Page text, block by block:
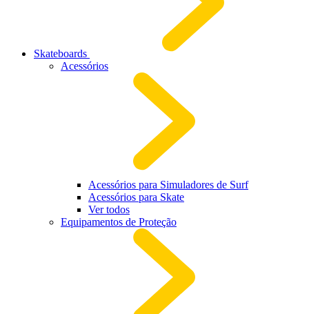
Skateboards
Acessórios
Acessórios para Simuladores de Surf
Acessórios para Skate
Ver todos
Equipamentos de Proteção